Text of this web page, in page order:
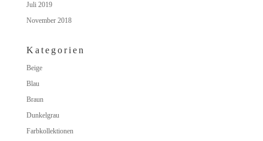
Juli 2019
November 2018
Kategorien
Beige
Blau
Braun
Dunkelgrau
Farbkollektionen